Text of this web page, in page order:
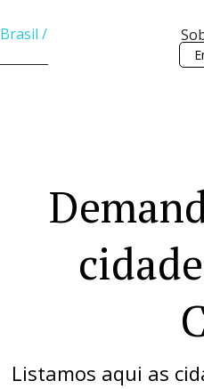
Brasil /
Listamos aqui as